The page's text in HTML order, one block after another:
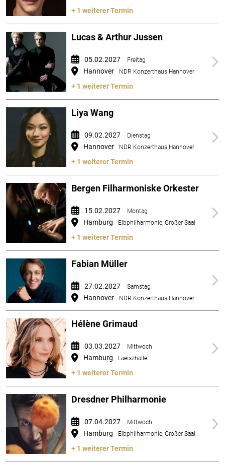
+ 1 weiterer Termin
Lucas & Arthur Jussen
05.02.2027 Freitag
Hannover NDR Konzerthaus Hannover
+ 1 weiterer Termin
Liya Wang
09.02.2027 Dienstag
Hannover NDR Konzerthaus Hannover
+ 1 weiterer Termin
Bergen Filharmoniske Orkester
15.02.2027 Montag
Hamburg Elbphilharmonie, Großer Saal
+ 1 weiterer Termin
Fabian Müller
27.02.2027 Samstag
Hannover NDR Konzerthaus Hannover
Hélène Grimaud
03.03.2027 Mittwoch
Hamburg Laeiszhalle
+ 1 weiterer Termin
Dresdner Philharmonie
07.04.2027 Mittwoch
Hamburg Elbphilharmonie, Großer Saal
+ 1 weiterer Termin